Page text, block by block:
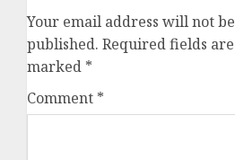
Your email address will not be
published. Required fields are
marked *
Comment *